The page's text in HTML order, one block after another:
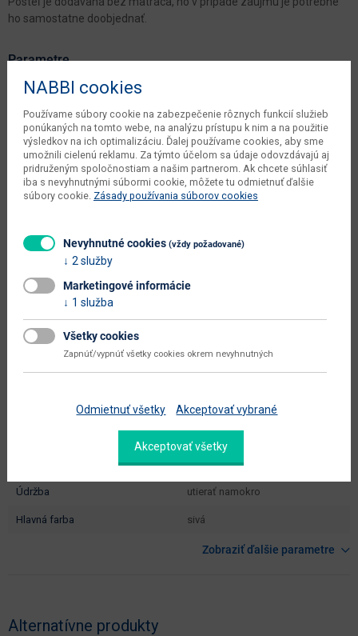
ho samostatne doobjednať.
Parametre
Šírka
Hĺbka 223 cm
Výška 93 cm
váha s obalom výrobcu 94 kg
čistá váha výrobcu 92 kg
počet balíkov výrobcu
typové označenie
šírka plochy na spanie (cm)
vyžaduje zručnosť
údržba utierať namokro
hlavná farba sivá
Zobraziť ďalšie parametre
Alternatívne produkty
NABBI cookies
Používame súbory cookie na zabezpečenie rôznych funkcií služieb
ponúkaných na tomto webe, na analýzu prístupu k nim a na použitie
výsledkov na ich optimalizáciu. Ďalej používame cookies, aby sme
umožnili cielenú reklamu. Za týmto účelom sa údaje odovzdávajú aj
pridruženým spoločnostiam a našim partnerom. Ak chcete súhlasiť
iba s nevyhnutnými súbormi cookie, môžete tu odmietnuť ďalšie
súbory cookie. Zásady používania súborov cookies
Nevyhnutné cookies (vždy požadované)
2 služby
Marketingové informácie
1 služba
Všetky cookies
Zapnúť/vypnúť všetky cookies okrem nevyhnutných
Odmietnuť všetky Akceptovať vybrané
Akceptovať všetky